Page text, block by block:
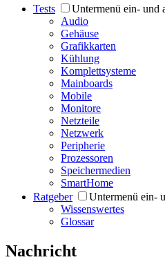
Tests
Untermenü ein- und
Audio
Gehäuse
Grafikkarten
Kühlung
Komplettsysteme
Mainboards
Mobile
Monitore
Netzteile
Netzwerk
Peripherie
Prozessoren
Speichermedien
SmartHome
Ratgeber
Untermenü ein-
Wissenswertes
Glossar
Nachricht